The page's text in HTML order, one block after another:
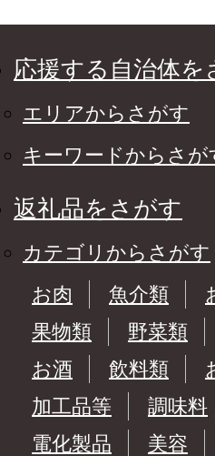
応援する自治体を
エリアからさがす
キーワードからさが
返礼品をさがす
カテゴリからさがす
お肉
魚介類
果物類
野菜類
お酒
飲料類
加工品等
調味料
電化製品
美容